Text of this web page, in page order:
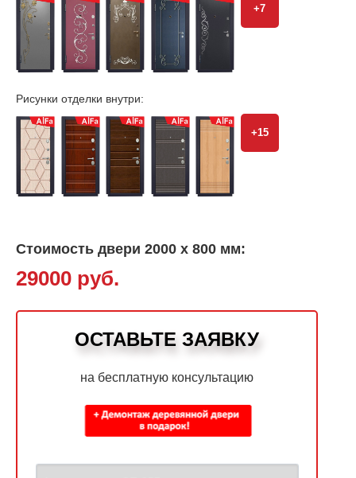
+7
Рисунки отделки внутри:
+15
Стоимость двери 2000 х 800 мм:
29000 руб.
ОСТАВЬТЕ ЗАЯВКУ
на бесплатную консультацию